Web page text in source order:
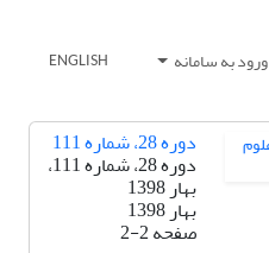
ورود به سامانه ENGLISH
دوره 28، شماره 111
دوره 28، شماره 111،
بهار 1398
بهار 1398
صفحه2-2